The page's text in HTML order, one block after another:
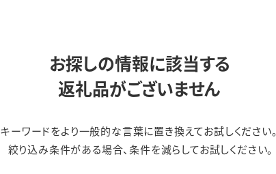
お探しの情報に該当する
返礼品がございません
キーワードをより一般的な言葉に置き換えてお試しください。
絞り込み条件がある場合、条件を減らしてお試しください。